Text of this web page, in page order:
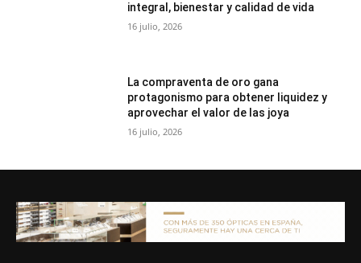
integral, bienestar y calidad de vida
16 julio, 2026
La compraventa de oro gana
protagonismo para obtener liquidez y
aprovechar el valor de las joya
16 julio, 2026